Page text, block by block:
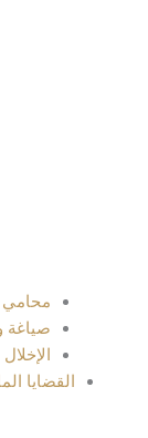
محامي
صياغة
القضايا